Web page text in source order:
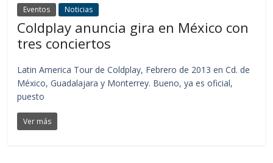
Eventos Noticias
Coldplay anuncia gira en México con
tres conciertos
Latin America Tour de Coldplay, Febrero de 2013 en Cd. de
México, Guadalajara y Monterrey. Bueno, ya es oficial,
puesto
Ver más